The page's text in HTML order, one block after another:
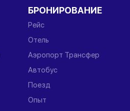
БРОНИРОВАНИЕ
Рейс
Отель
Аэропорт Трансфер
Автобус
Поезд
Опыт